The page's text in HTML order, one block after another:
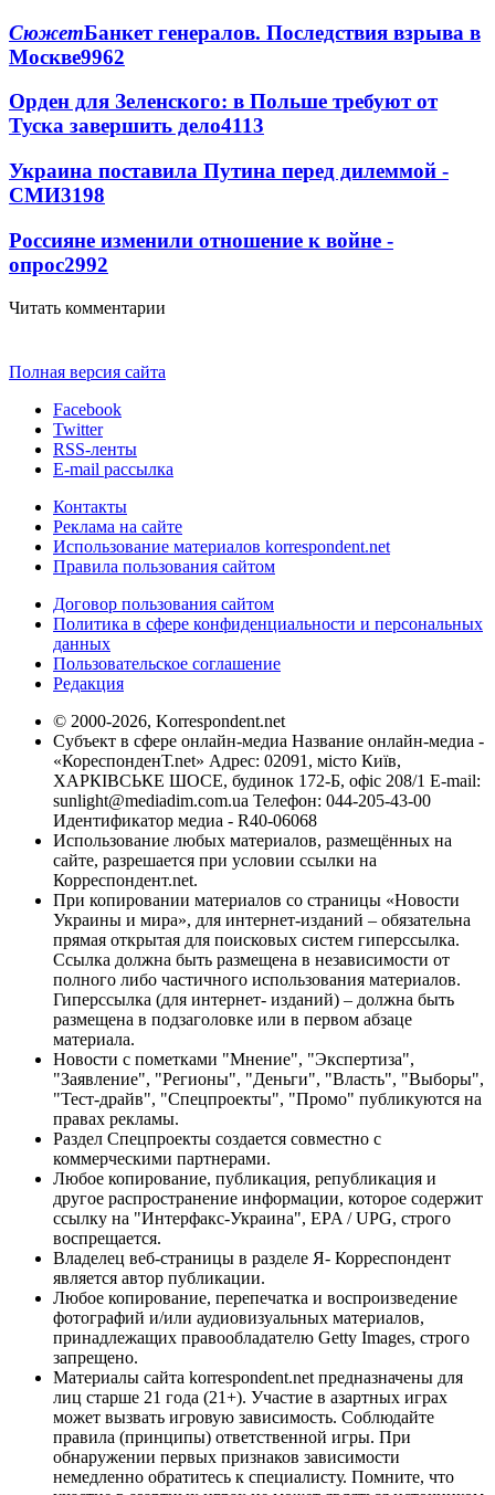
СюжетБанкет генералов. Последствия взрыва в
Москве9962
Орден для Зеленского: в Польше требуют от
Туска завершить дело4113
Украина поставила Путина перед дилеммой -
СМИ3198
Россияне изменили отношение к войне -
опрос2992
Читать комментарии
Полная версия сайта
Facebook
Twitter
RSS-ленты
E-mail рассылка
Контакты
Реклама на сайте
Использование материалов korrespondent.net
Правила пользования сайтом
Договор пользования сайтом
Политика в сфере конфиденциальности и персональных
данных
Пользовательское соглашение
Редакция
© 2000-2026, Korrespondent.net
Субъект в сфере онлайн-медиа Название онлайн-медиа -
«КореспонденТ.net» Адрес: 02091, місто Київ,
ХАРКІВСЬКЕ ШОСЕ, будинок 172-Б, офіс 208/1 E-mail:
sunlight@mediadim.com.ua Телефон: 044-205-43-00
Идентификатор медиа - R40-06068
Использование любых материалов, размещённых на
сайте, разрешается при условии ссылки на
Корреспондент.net.
При копировании материалов со страницы «Новости
Украины и мира», для интернет-изданий – обязательна
прямая открытая для поисковых систем гиперссылка.
Ссылка должна быть размещена в независимости от
полного либо частичного использования материалов.
Гиперссылка (для интернет- изданий) – должна быть
размещена в подзаголовке или в первом абзаце
материала.
Новости с пометками "Мнение", "Экспертиза",
"Заявление", "Регионы", "Деньги", "Власть", "Выборы",
"Тест-драйв", "Спецпроекты", "Промо" публикуются на
правах рекламы.
Раздел Спецпроекты создается совместно с
коммерческими партнерами.
Любое копирование, публикация, републикация и
другое распространение информации, которое содержит
ссылку на "Интерфакс-Украина", EPA / UPG, строго
воспрещается.
Владелец веб-страницы в разделе Я- Корреспондент
является автор публикации.
Любое копирование, перепечатка и воспроизведение
фотографий и/или аудиовизуальных материалов,
принадлежащих правообладателю Getty Images, строго
запрещено.
Материалы сайта korrespondent.net предназначены для
лиц старше 21 года (21+). Участие в азартных играх
может вызвать игровую зависимость. Соблюдайте
правила (принципы) ответственной игры. При
обнаружении первых признаков зависимости
немедленно обратитесь к специалисту. Помните, что